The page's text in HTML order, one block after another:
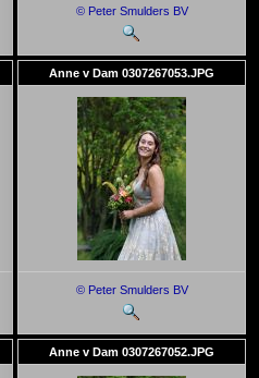
© Peter Smulders BV
Anne v Dam 0307267053.JPG
© Peter Smulders BV
Anne v Dam 0307267052.JPG